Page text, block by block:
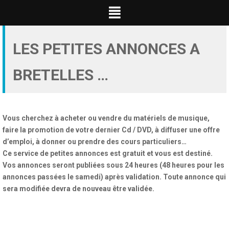
LES PETITES ANNONCES A
BRETELLES …
Vous cherchez à acheter ou vendre du matériels de musique,
faire la promotion de votre dernier Cd / DVD, à diffuser une offre
d’emploi, à donner ou prendre des cours particuliers…
Ce service de petites annonces est gratuit et vous est destiné.
Vos annonces seront publiées sous 24 heures (48 heures pour les
annonces passées le samedi) après validation. Toute annonce qui
sera modifiée devra de nouveau être validée.